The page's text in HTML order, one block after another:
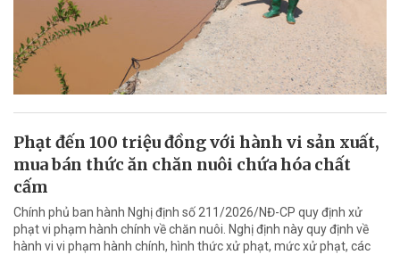
Phạt đến 100 triệu đồng với hành vi sản xuất,
mua bán thức ăn chăn nuôi chứa hóa chất
cấm
Chính phủ ban hành Nghị định số 211/2026/NĐ-CP quy định xử
phạt vi phạm hành chính về chăn nuôi. Nghị định này quy định về
hành vi vi phạm hành chính, hình thức xử phạt, mức xử phạt, các